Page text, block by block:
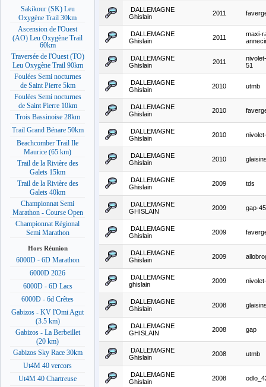
Sakikour (SK) Leu
Oxygène Trail 30km
Ascension de l'Ouest
(AO) Leu Oxygène Trail
60km
Traversée de l'Ouest (TO)
Leu Oxygène Trail 90km
Foulées Semi nocturnes
de Saint Pierre 5km
Foulées Semi nocturnes
de Saint Pierre 10km
Trois Bassinoise 28km
Trail Grand Bénare 50km
Beachcomber Trail Ile
Maurice (65 km)
Trail de la Rivière des
Galets 15km
Trail de la Rivière des
Galets 40km
Championnat Semi
Marathon - Course Open
Championnat Régional
Semi Marathon
Hors Réunion
6000D - 6D Marathon
6000D 2026
6000D - 6D Lacs
6000D - 6d Crêtes
Gabizos - KV l'Omi Agut
(3.5 km)
Gabizos - La Berbeillet
(20 km)
Gabizos Sky Race 30km
Ut4M 40 vercors
Ut4M 40 Chartreuse
DALLEMAGNE
Ghislain
2011
DALLEMAGNE
Ghislain
2011
maxi-
DALLEMAGNE
Ghislain
2011
51
DALLEMAGNE
Ghislain
2010 utmb
DALLEMAGNE
Ghislain
2010
DALLEMAGNE
Ghislain
2010
DALLEMAGNE
Ghislain
2010
DALLEMAGNE
Ghislain
2009 tds
DALLEMAGNE
GHISLAIN
2009 gap-45
DALLEMAGNE
Ghislain
2009
DALLEMAGNE
Ghislain
2009
DALLEMAGNE
ghislain
2009
DALLEMAGNE
Ghislain
2008
DALLEMAGNE
GHISLAIN
2008 gap
DALLEMAGNE
Ghislain
2008 utmb
DALLEMAGNE
Ghislain
2008